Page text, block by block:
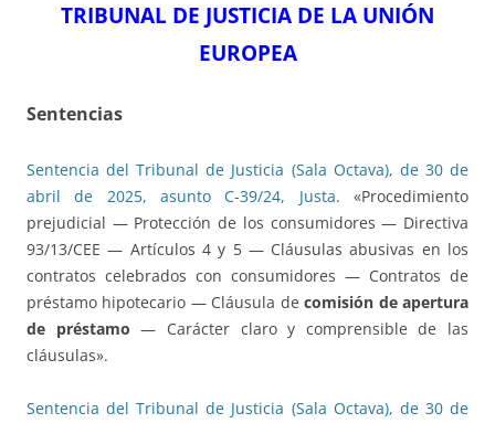
TRIBUNAL DE JUSTICIA DE LA UNIÓN
EUROPEA
Sentencias
Sentencia del Tribunal de Justicia (Sala Octava), de 30 de
abril de 2025, asunto C-39/24, Justa. «Procedimiento
prejudicial — Protección de los consumidores — Directiva
93/13/CEE — Artículos 4 y 5 — Cláusulas abusivas en los
contratos celebrados con consumidores — Contratos de
préstamo hipotecario — Cláusula decomisión de apertura
de préstamo — Carácter claro y comprensible de las
cláusulas».
Sentencia del Tribunal de Justicia (Sala Octava), de 30 de